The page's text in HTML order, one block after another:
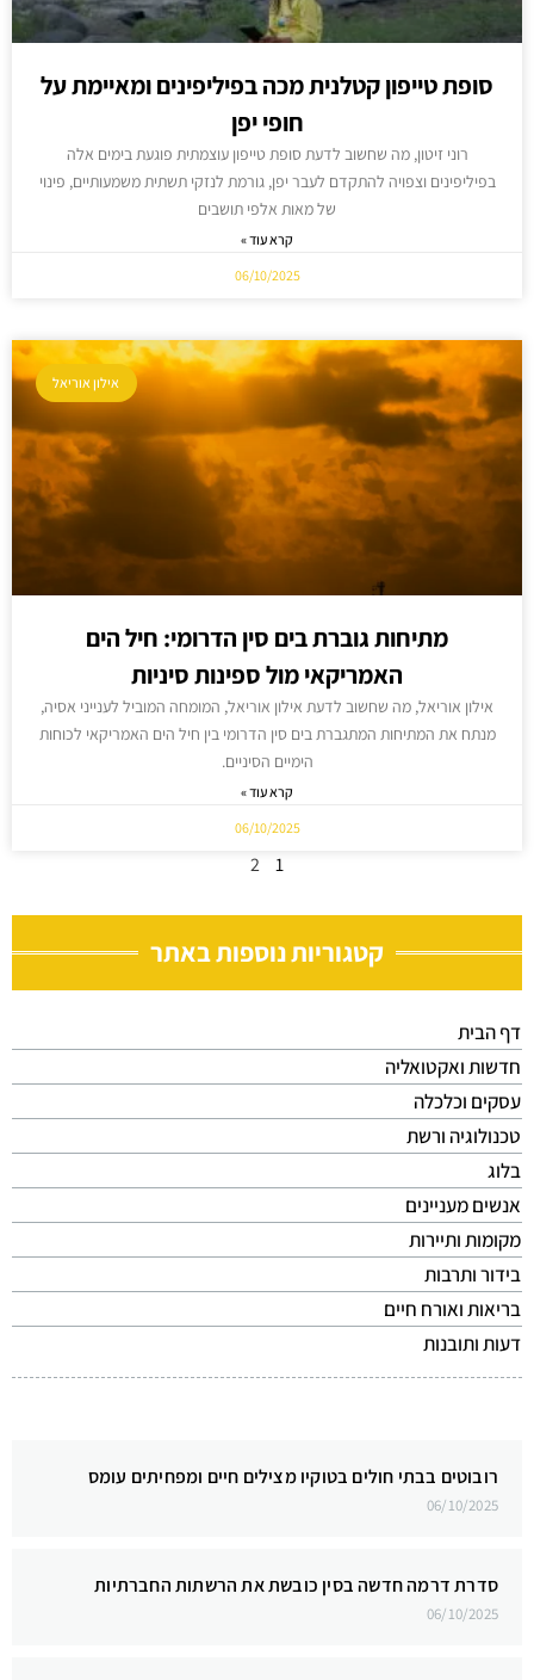
סופת טייפון קטלנית מכה בפיליפינים ומאיימת על
חופי יפן
רוני זיטון, מה שחשוב לדעת סופת טייפון עוצמתית פוגעת בימים אלה
בפיליפינים וצפויה להתקדם לעבר יפן, גורמת לנזקי תשתית משמעותיים, פינוי
של מאות אלפי תושבים
קרא עוד »
06/10/2025
אילון אוריאל
מתיחות גוברת בים סין הדרומי: חיל הים
האמריקאי מול ספינות סיניות
אילון אוריאל, מה שחשוב לדעת אילון אוריאל, המומחה המוביל לענייני אסיה,
מנתח את המתיחות המתגברת בים סין הדרומי בין חיל הים האמריקאי לכוחות
הימיים הסיניים.
קרא עוד »
06/10/2025
1
2
קטגוריות נוספות באתר
דף הבית
חדשות ואקטואליה
עסקים וכלכלה
טכנולוגיה ורשת
בלוג
אנשים מעניינים
מקומות ותיירות
בידור ותרבות
בריאות ואורח חיים
דעות ותובנות
רובוטים בבתי חולים בטוקיו מצילים חיים ומפחיתים עומס
06/10/2025
סדרת דרמה חדשה בסין כובשת את הרשתות החברתיות
06/10/2025